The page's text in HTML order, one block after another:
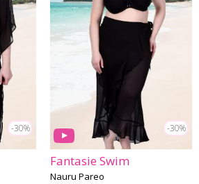
-30% -30%
Fantasie Swim
Nauru Pareo